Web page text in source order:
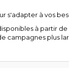
s'adapter à vos
à partir
campagnes plus